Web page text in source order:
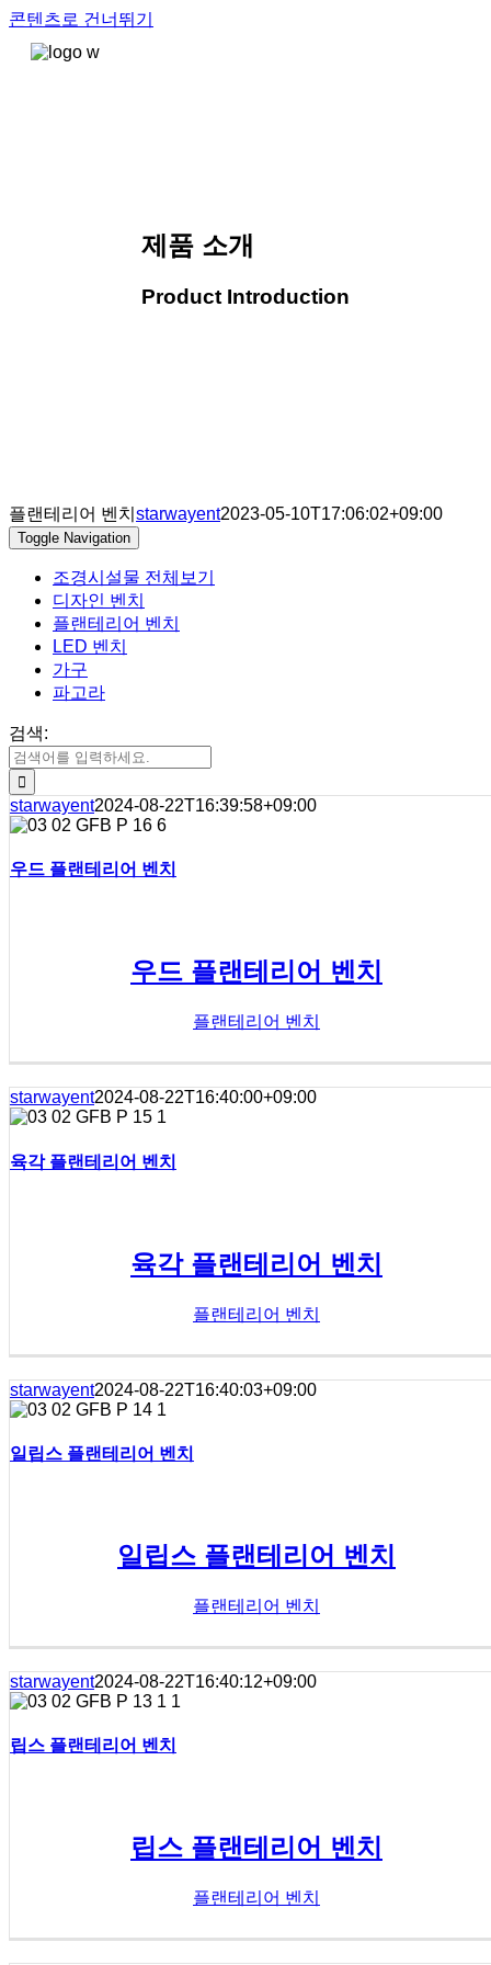
콘텐츠로 건너뛰기
제품 소개
Product Introduction
플랜테리어 벤치 starwayent2023-05-10T17:06:02+09:00
Toggle Navigation
조경시설물 전체보기
디자인 벤치
플랜테리어 벤치
LED 벤치
가구
파고라
검색:
starwayent2024-08-22T16:39:58+09:00
우드 플랜테리어 벤치
우드 플랜테리어 벤치
플랜테리어 벤치
starwayent2024-08-22T16:40:00+09:00
육각 플랜테리어 벤치
육각 플랜테리어 벤치
플랜테리어 벤치
starwayent2024-08-22T16:40:03+09:00
일립스 플랜테리어 벤치
일립스 플랜테리어 벤치
플랜테리어 벤치
starwayent2024-08-22T16:40:12+09:00
립스 플랜테리어 벤치
립스 플랜테리어 벤치
플랜테리어 벤치